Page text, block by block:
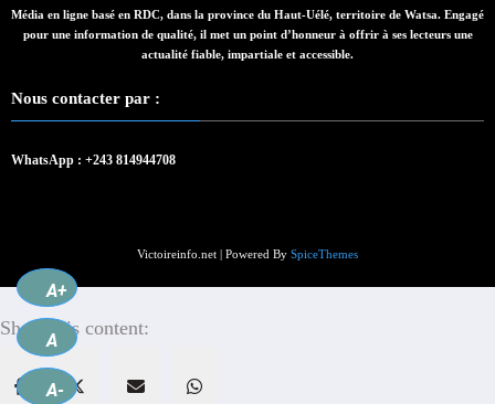
Média en ligne basé en RDC, dans la province du Haut-Uélé, territoire de Watsa. Engagé
pour une information de qualité, il met un point d’honneur à offrir à ses lecteurs une
actualité fiable, impartiale et accessible.
Nous contacter par :
WhatsApp : +243 814944708
Victoireinfo.net | Powered By SpiceThemes
A+
A
A-
Share this content: